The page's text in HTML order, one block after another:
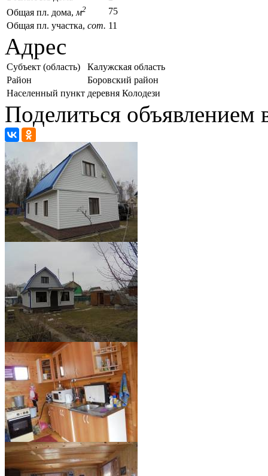
Общая пл. дома, м2
75
Общая пл. участка, сот. 11
Адрес
Субъект (область)
Калужская область
Район
Боровский район
Населенный пункт деревня Колодези
Поделиться объявлением